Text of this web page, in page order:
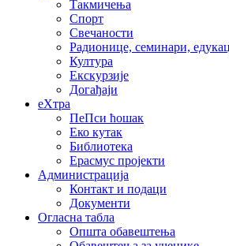
Такмичења
Спорт
Свечаности
Радионице, семинари,
Култура
Екскурзије
Догађаји
еXтра
ПеПси ћошак
Еко кутак
Библиотека
Ерасмус пројекти
Администрација
Контакт и подаци
Документи
Огласна табла
Општа обавештења